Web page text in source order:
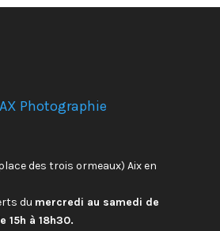
Photographie
des trois ormeaux) Aix en
du mercredi au samedi de
15h à 18h30.